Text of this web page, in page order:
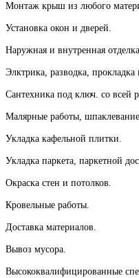
Монтаж крыш из любого
Установка окон и дверей.
Наружная и внутренная
Элктрика, разводка,
Сантехника под ключ. со всей
Малярные работы,
Укладка кафельной плитки.
Укладка паркета, паркетной
Окраска стен и потолков.
Кровельные работы.
Доставка материалов.
Вывоз мусора.
Высококвалифицированные